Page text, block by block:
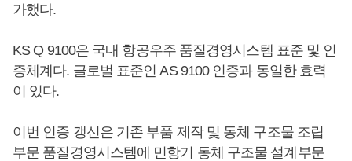
가했다.
KS Q 9100은 국내 항공우주 품질경영시스템 표준 및 인
증체계다. 글로벌 표준인 AS 9100 인증과 동일한 효력
이 있다.
이번 인증 갱신은 기존 부품 제작 및 동체 구조물 조립
부문 품질경영시스템에 민항기 동체 구조물 설계부문